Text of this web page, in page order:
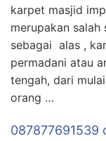
karpet masjid
merupakan
sebagai alas ,
permadani atau
tengah, dari
orang …
087877691539